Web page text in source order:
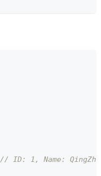
// ID: 1, Name: QingZhen